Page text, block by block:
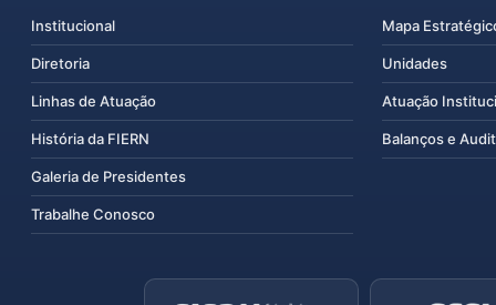
Institucional
Diretoria
Linhas de Atuação
História da FIERN
Galeria de Presidentes
Trabalhe Conosco
Mapa
Unidades
Atuação
Balanços e